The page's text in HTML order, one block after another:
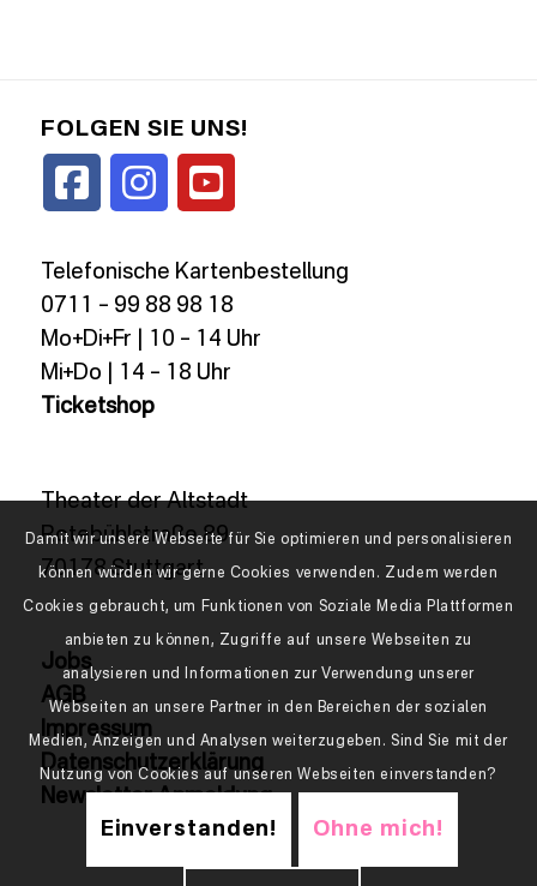
FOLGEN SIE UNS!
Telefonische Kartenbestellung
0711 – 99 88 98 18
Mo+Di+Fr | 10 – 14 Uhr
Mi+Do | 14 – 18 Uhr
Ticketshop
Theater der Altstadt
Rotebühlstraße 89
70178 Stuttgart
Jobs
AGB
Impressum
Datenschutzerklärung
Newsletter Anmeldung
Damit wir unsere Webseite für Sie optimieren und personalisieren
können würden wir gerne Cookies verwenden. Zudem werden
Cookies gebraucht, um Funktionen von Soziale Media Plattformen
anbieten zu können, Zugriffe auf unsere Webseiten zu
analysieren und Informationen zur Verwendung unserer
Webseiten an unsere Partner in den Bereichen der sozialen
Medien, Anzeigen und Analysen weiterzugeben. Sind Sie mit der
Nutzung von Cookies auf unseren Webseiten einverstanden?
Einverstanden! Ohne mich!